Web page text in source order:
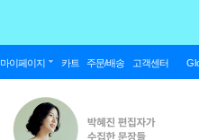
마이페이지 카트 주문/배송 고객센터